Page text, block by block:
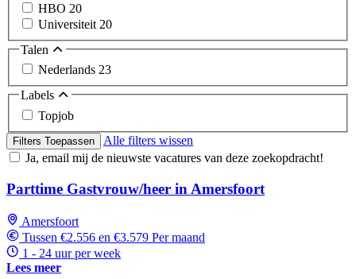
HBO 20
Universiteit 20
Talen
Nederlands 23
Labels
Topjob
Filters Toepassen
Alle filters wissen
Ja, email mij de nieuwste vacatures van deze zoekopdracht!
Parttime Gastvrouw/heer in Amersfoort
Amersfoort
Tussen €2.556 en €3.579 Per maand
1 - 24 uur per week
Lees meer